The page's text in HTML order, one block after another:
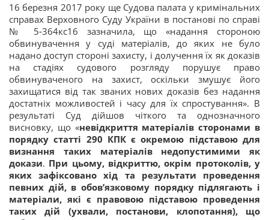
16 березня 2017 року ще Судова палата у кримінальних
справах Верховного Суду України в постанові по справі
№ 5‑364кс16 зазначила, що «надання стороною
обвинувачення у суді матеріалів, до яких не було
надано доступ стороні захисту, і долучення їх як доказів
на стадіях судового розгляду порушує право
обвинуваченого на захист, оскільки змушує його
захищатися від так званих нових доказів без надання
достатніх можливостей і часу для їх спростування». В
результаті Суд дійшов чіткого та однозначного
висновку, що «невідкриття матеріалів сторонами в
порядку статті 290 КПК є окремою підставою для
визнання таких матеріалів недопустимими як
докази. При цьому, відкриттю, окрім протоколів, у
яких зафіксовано хід та результати проведення
певних дій, в обов’язковому порядку підлягають і
матеріали, які є правовою підставою проведення
таких дій (ухвали, постанови, клопотання), що